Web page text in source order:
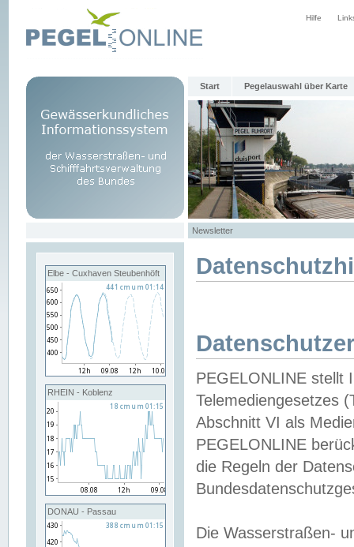
Hilfe
Start Pegelauswahl über Karte
Newsletter
Elbe - Cuxhaven Steubenhöft
RHEIN - Koblenz
DONAU - Passau
PEGELONLINE stellt
Telemediengesetzes
Abschnitt VI als
PEGELONLINE
die Regeln der
Die Wasserstraßen-